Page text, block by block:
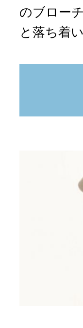
のブロー
と落ち着